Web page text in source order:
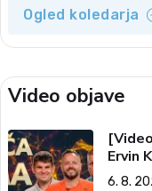
Ogled koledarja
Video objave
Ervin
tema,
6. 8.